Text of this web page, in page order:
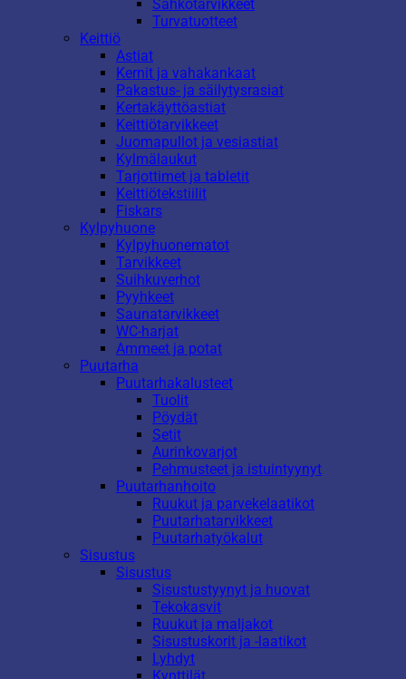
Sähkötarvikkeet
Turvatuotteet
Keittiö
Astiat
Kernit ja vahakankaat
Pakastus- ja säilytysrasiat
Kertakäyttöastiat
Keittiötarvikkeet
Juomapullot ja vesiastiat
Kylmälaukut
Tarjottimet ja tabletit
Keittiötekstiilit
Fiskars
Kylpyhuone
Kylpyhuonematot
Tarvikkeet
Suihkuverhot
Pyyhkeet
Saunatarvikkeet
WC-harjat
Ammeet ja potat
Puutarha
Puutarhakalusteet
Tuolit
Pöydät
Setit
Aurinkovarjot
Pehmusteet ja istuintyynyt
Puutarhanhoito
Ruukut ja parvekelaatikot
Puutarhatarvikkeet
Puutarhatyökalut
Sisustus
Sisustus
Sisustustyynyt ja huovat
Tekokasvit
Ruukut ja maljakot
Sisustuskorit ja -laatikot
Lyhdyt
Kynttilät